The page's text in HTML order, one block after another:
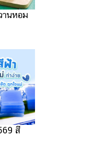
านหอม
สี